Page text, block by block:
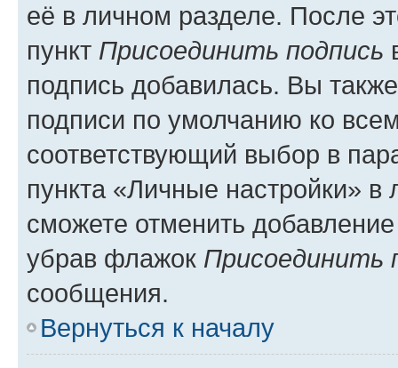
её в личном разделе. После
пункт Присоединить подпись
подпись добавилась. Вы
подписи по умолчанию ко
соответствующий выбор в
пункта «Личные настройки»
сможете отменить
убрав флажок Присоединить
сообщения.
Вернуться к началу